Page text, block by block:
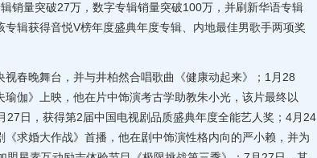
销量突破27万，数字专辑销量突破100万，并刷新华语专辑
辑获得音悦V榜年度盛典年度专辑、内地最佳男歌手两项奖
晚舞台，并与井柏然合唱歌曲《健康动起来》；1月28
伽》上映，他在片中饰演考古学助教朱小光，该片最终以
27日，获得第2届中国电视剧品质盛典年度全能艺人奖；4月24
求婚大作战》首播，他在剧中饰演性格内向的严小赖，并为